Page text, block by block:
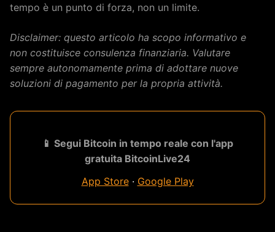
tempo è un punto di forza, non un limite.
Disclaimer: questo articolo ha scopo informativo e
non costituisce consulenza finanziaria. Valutare
sempre autonomamente prima di adottare nuove
soluzioni di pagamento per la propria attività.
📱 Segui Bitcoin in tempo reale con l'app
gratuita BitcoinLive24
App Store· Google Play